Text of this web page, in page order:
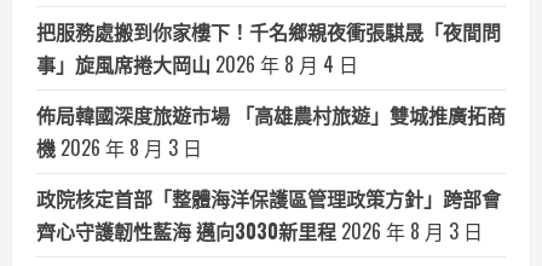
把服務處搬到你家樓下！千名鄉親夜衝張騏晟「夜間問
事」旋風席捲大岡山 2026 年 8 月 4 日
佈局韓國深度旅遊市場 「高雄農村旅遊」雙城推廣拓商
機 2026 年 8 月 3 日
政院核定首部「整體海洋保護區管理政策方針」跨部會
齊心守護韌性藍海 邁向3030新里程 2026 年 8 月 3 日